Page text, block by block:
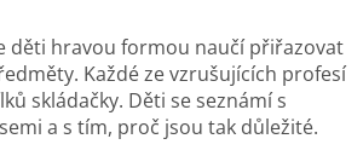
děti hravou formou naučí přiřazovat
Každé ze vzrušujících profesí
skládačky. Děti se seznámí s
a s tím, proč jsou tak důležité.